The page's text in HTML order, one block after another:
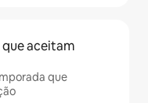
aceitam
que